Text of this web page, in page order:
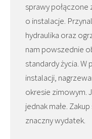
sprawy
o instalacje.
hydraulika oraz
nam powszednie
standardy życia.
instalacji,
okresie zimowym.
jednak małe.
znaczny wydatek.